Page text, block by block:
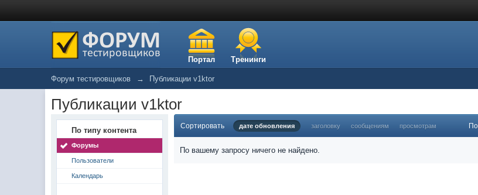
Портал Тренинги
Форум тестировщиков → Публикации v1ktor
Публикации v1ktor
По типу контента
Форумы
Пользователи
Календарь
Сортировать дате обновления заголовку сообщениям просмотрам
По вашему запросу ничего не найдено.